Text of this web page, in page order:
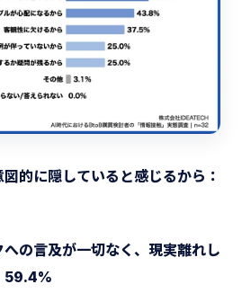
的に隠していると感じるから：
への言及が一切なく、現実離れし
59.4%